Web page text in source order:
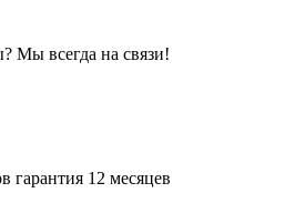
Мы всегда на связи!
гарантия 12 месяцев